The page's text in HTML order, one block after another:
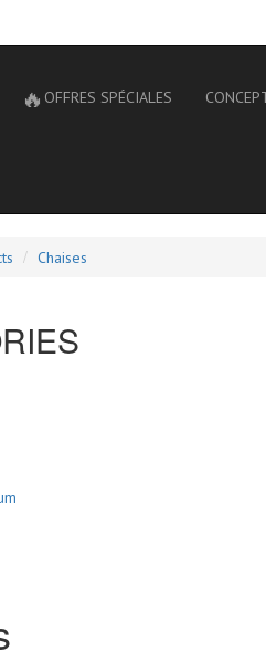
🔥 OFFRES SPÉCIALES
Chaises